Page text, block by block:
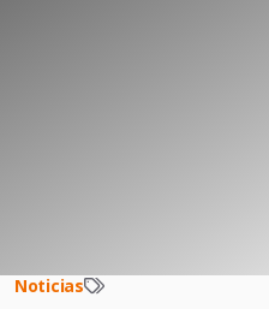
Noticias